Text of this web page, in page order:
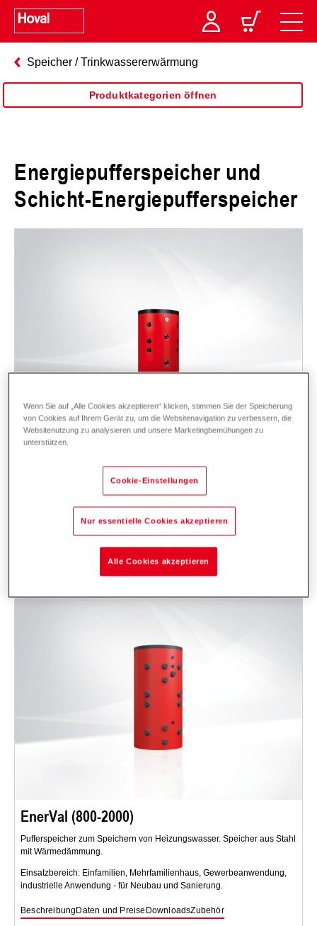
Speicher / Trinkwassererwärmung
Produktkategorien öffnen
Energiepufferspeicher und
Schicht-Energiepufferspeicher
Pufferspeicher zum Speichern von Heizungswasser. Speicher aus Stahl
EnerVal (800-2000)
Pufferspeicher zum Speichern von Heizungswasser. Speicher aus Stahl
mit Wärmedämmung.
Einsatzbereich: Einfamilien, Mehrfamilienhaus, Gewerbeanwendung,
industrielle Anwendung - für Neubau und Sanierung.
BeschreibungDaten und Preise DownloadsZubehör
Wenn Sie auf „Alle Cookies akzeptieren“ klicken, stimmen Sie der Speicherung
von Cookies auf Ihrem Gerät zu, um die Websitenavigation zu verbessern, die
Websitenutzung zu analysieren und unsere Marketingbemühungen zu
unterstützen.
Cookie-Einstellungen
Nur essentielle Cookies akzeptieren
Alle Cookies akzeptieren